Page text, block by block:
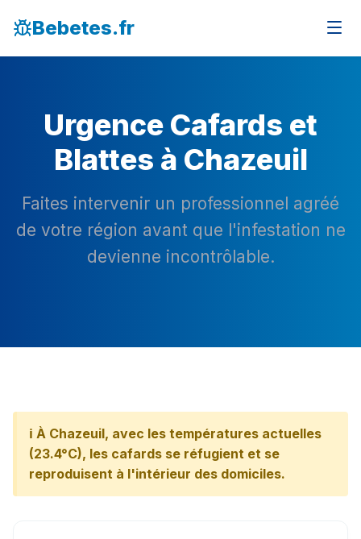
Bebetes.fr
Urgence Cafards et
Blattes à Chazeuil
Faites intervenir un professionnel agréé
de votre région avant que l'infestation ne
devienne incontrôlable.
ℹ️ À Chazeuil, avec les températures actuelles
(23.4°C), les cafards se réfugient et se
reproduisent à l'intérieur des domiciles.